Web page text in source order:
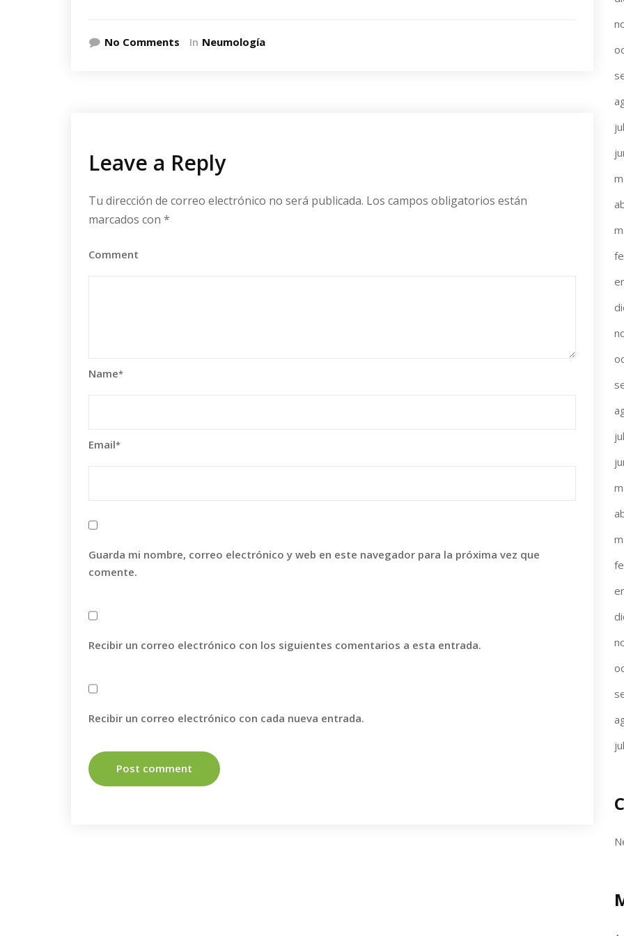
No Comments In Neumología
Leave a Reply
Tu dirección de correo electrónico no será publicada. Los campos obligatorios están
marcados con *
Comment
Name*
Email*
Guarda mi nombre, correo electrónico y web en este navegador para la próxima vez que
comente.
Recibir un correo electrónico con los siguientes comentarios a esta entrada.
Recibir un correo electrónico con cada nueva entrada.